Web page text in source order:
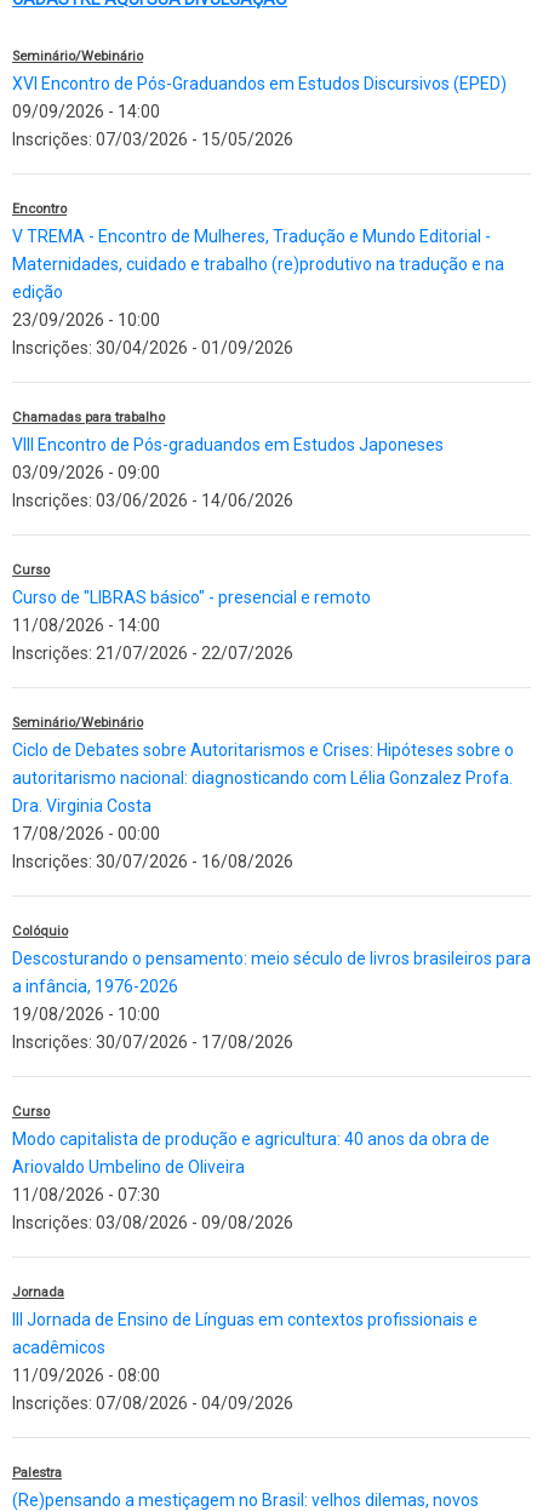
Seminário/Webinário
XVI Encontro de Pós-Graduandos em Estudos Discursivos (EPED)
09/09/2026 - 14:00
Inscrições: 07/03/2026 - 15/05/2026
Encontro
V TREMA - Encontro de Mulheres, Tradução e Mundo Editorial -
Maternidades, cuidado e trabalho (re)produtivo na tradução e na
edição
23/09/2026 - 10:00
Inscrições: 30/04/2026 - 01/09/2026
Chamadas para trabalho
VIII Encontro de Pós-graduandos em Estudos Japoneses
03/09/2026 - 09:00
Inscrições: 03/06/2026 - 14/06/2026
Curso
Curso de "LIBRAS básico" - presencial e remoto
11/08/2026 - 14:00
Inscrições: 21/07/2026 - 22/07/2026
Seminário/Webinário
Ciclo de Debates sobre Autoritarismos e Crises: Hipóteses sobre o
autoritarismo nacional: diagnosticando com Lélia Gonzalez Profa.
Dra. Virginia Costa
17/08/2026 - 00:00
Inscrições: 30/07/2026 - 16/08/2026
Colóquio
Descosturando o pensamento: meio século de livros brasileiros para
a infância, 1976-2026
19/08/2026 - 10:00
Inscrições: 30/07/2026 - 17/08/2026
Curso
Modo capitalista de produção e agricultura: 40 anos da obra de
Ariovaldo Umbelino de Oliveira
11/08/2026 - 07:30
Inscrições: 03/08/2026 - 09/08/2026
Jornada
III Jornada de Ensino de Línguas em contextos profissionais e
acadêmicos
11/09/2026 - 08:00
Inscrições: 07/08/2026 - 04/09/2026
Palestra
(Re)pensando a mestiçagem no Brasil: velhos dilemas, novos